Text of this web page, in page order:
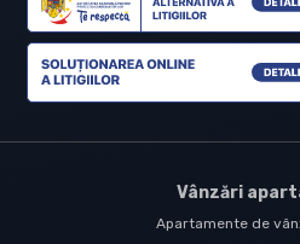
Vânzări
Apartamente de